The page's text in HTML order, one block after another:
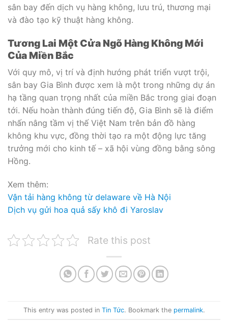
sân bay đến dịch vụ hàng không, lưu trú, thương mại
và đào tạo kỹ thuật hàng không.
Tương Lai Một Cửa Ngõ Hàng Không Mới
Của Miền Bắc
Với quy mô, vị trí và định hướng phát triển vượt trội,
sân bay Gia Bình được xem là một trong những dự án
hạ tầng quan trọng nhất của miền Bắc trong giai đoạn
tới. Nếu hoàn thành đúng tiến độ, Gia Bình sẽ là điểm
nhấn nâng tầm vị thế Việt Nam trên bản đồ hàng
không khu vực, đồng thời tạo ra một động lực tăng
trưởng mới cho kinh tế – xã hội vùng đồng bằng sông
Hồng.
Xem thêm:
Vận tải hàng không từ delaware về Hà Nội
Dịch vụ gửi hoa quả sấy khô đi Yaroslav
Rate this post
This entry was posted in Tin Tức. Bookmark the permalink.